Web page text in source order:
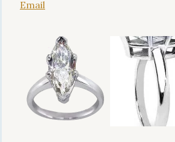
Email